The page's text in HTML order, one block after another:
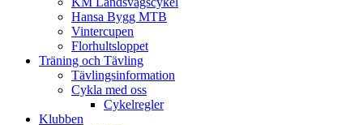
Hansa Bygg MTB
Vintercupen
Florhultsloppet
Träning och Tävling
Tävlingsinformation
Cykla med oss
Cykelregler
Klubben